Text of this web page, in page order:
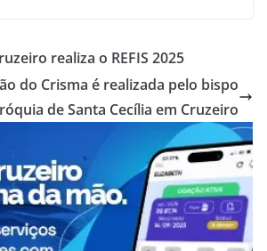
realiza o REFIS 2025
do Crisma é realizada pelo bispo
de Santa Cecília em Cruzeiro